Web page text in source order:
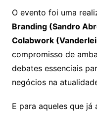
O evento foi uma
Branding (Sandro
Colabwork
compromisso de
debates essenciais
negócios na
E para aqueles que já